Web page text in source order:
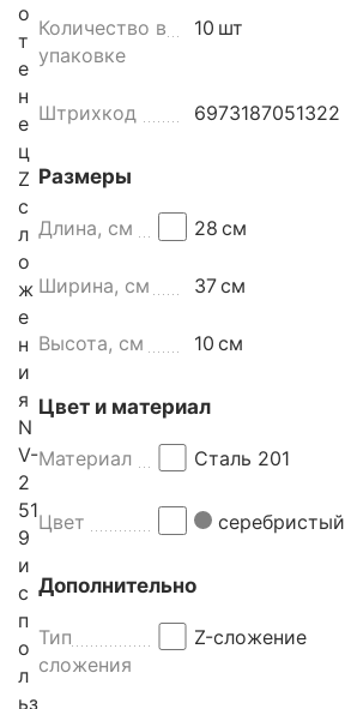
о
т
е
н
е
ц
Z
с
л
о
ж
е
н
и
я
N
V-
2
51
9
и
с
п
о
л
ьз
Количество в
упаковке
10 шт
Штрихкод 6973187051322
Размеры
Длина, см 28 см
Ширина, см 37см
Высота, см 10 см
Цвет и материал
Материал Сталь 201
Цвет серебристый
Дополнительно
Тип
сложения
Z-сложение